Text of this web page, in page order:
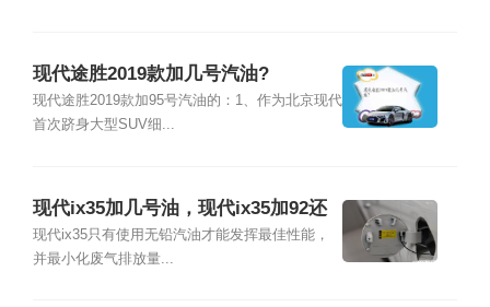
现代途胜2019款加几号汽油?
现代途胜2019款加95号汽油的：1、作为北京现代
首次跻身大型SUV细...
现代ix35加几号油，现代ix35加92还
是95号油
现代ix35只有使用无铅汽油才能发挥最佳性能，
并最小化废气排放量...